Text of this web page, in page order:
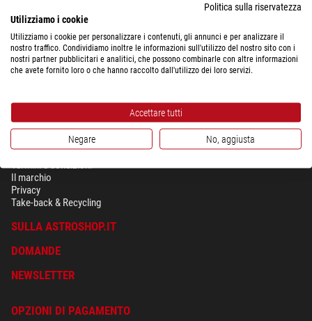
Il sistema ottico a elevata risoluzione e la messa a fuoco precisa e veloce
permettono di cogliere l'attimo e ammirare immagini indimenticabili. Un
uccello solitario o uno stormo intero: grazie ai 60 fattori di ingrandimento
del Conquest Gavia 85 gli osservatori naturalistici potranno godersi il
mondo animale in ogni situazione e fin nel dettaglio.
SICUREZZA & PRIVACY
Termini e condizioni
Il marchio
Privacy
Take-back & Recycling
SULLA ASTROSHOP.IT
DOMANDE
NEWSLETTER
OPZIONI DI PAGAMENTO
Politica sulla riservatezza
Utilizziamo i cookie
Utilizziamo i cookie per personalizzare i contenuti, gli annunci e per analizzare il
nostro traffico. Condividiamo inoltre le informazioni sull'utilizzo del nostro sito con i
nostri partner pubblicitari e analitici, che possono combinarle con altre informazioni
che avete fornito loro o che hanno raccolto dall'utilizzo dei loro servizi.
Accettare tutti
Negare No, aggiusta